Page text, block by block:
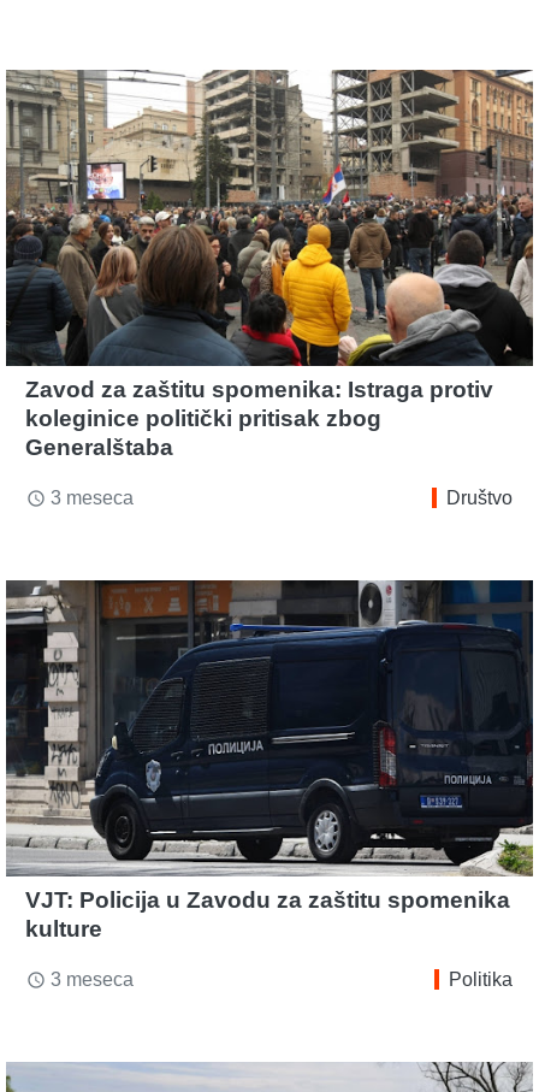
Zavod za zaštitu spomenika: Istraga protiv
koleginice politički pritisak zbog
Generalštaba
access_time 3 meseca Društvo
VJT: Policija u Zavodu za zaštitu spomenika
kulture
access_time 3 meseca Politika